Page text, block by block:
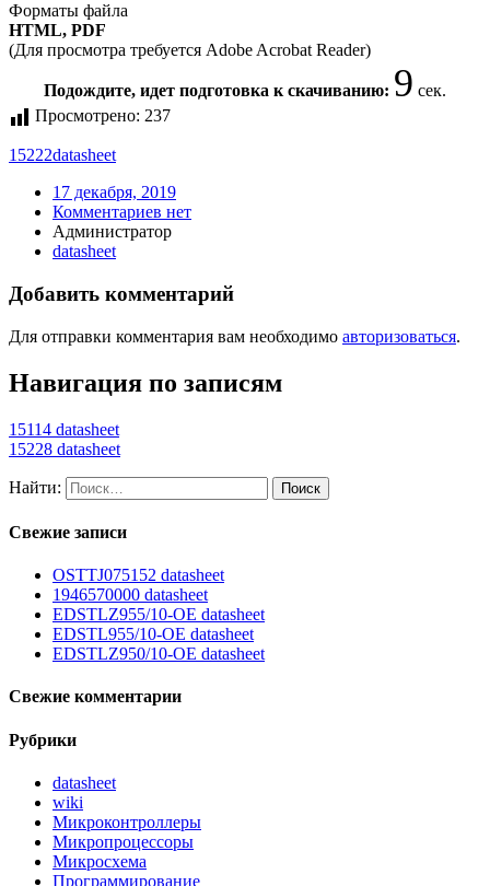
Форматы файла
HTML, PDF
(Для просмотра требуется Adobe Acrobat Reader)
Подождите, идет подготовка к скачиванию: 9 сек.
Просмотрено: 237
15222datasheet
17 декабря, 2019
Комментариев нет
Администратор
datasheet
Добавить комментарий
Для отправки комментария вам необходимо авторизоваться.
Навигация по записям
15114 datasheet
15228 datasheet
Найти:
Свежие записи
OSTTJ075152 datasheet
1946570000 datasheet
EDSTLZ955/10-OE datasheet
EDSTL955/10-OE datasheet
EDSTLZ950/10-OE datasheet
Свежие комментарии
Рубрики
datasheet
wiki
Микроконтроллеры
Микропроцессоры
Микросхема
Программирование